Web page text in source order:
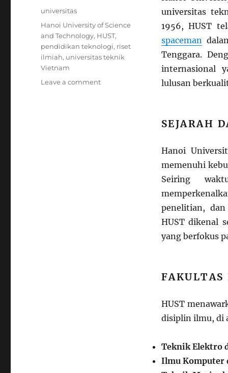
universitas
1956, HUST
spaceman
Tenggara.
internasional
lulusan
SEJARAH
Hanoi
memenuhi
Seiring
penelitian,
HUST dikenal
yang berfokus
FAKULTAS
HUST
disiplin ilmu, di
Teknik Elektro
Ilmu Komputer
Categories
universitas
Tags
Hanoi University of Science
and Technology, HUST,
pendidikan teknologi, riset
ilmiah, universitas teknik
Vietnam
Leave a commenton